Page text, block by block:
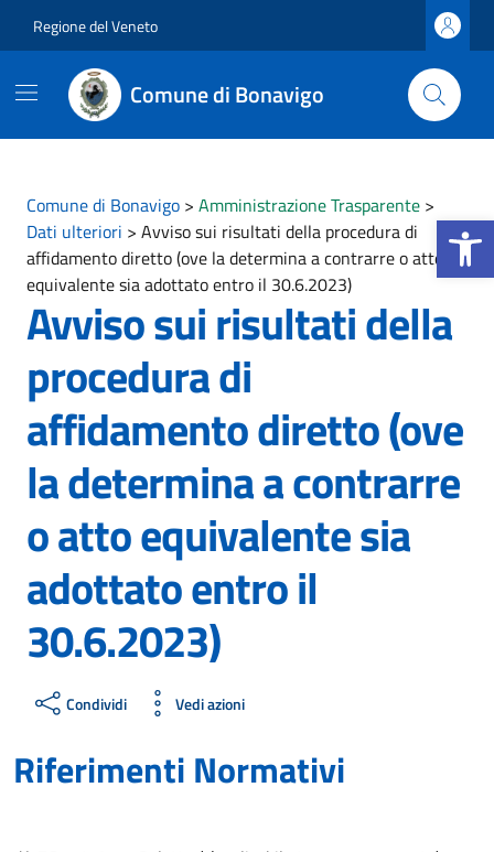
Apri la
Regione del Veneto
Comune di Bonavigo
Comune di Bonavigo > Amministrazione Trasparente >
Dati ulteriori > Avviso sui risultati della procedura di
affidamento diretto (ove la determina a contrarre o atto
equivalente sia adottato entro il 30.6.2023)
Avviso sui risultati della
procedura di
affidamento diretto (ove
la determina a contrarre
o atto equivalente sia
adottato entro il
30.6.2023)
Condividi Vedi azioni
Riferimenti Normativi